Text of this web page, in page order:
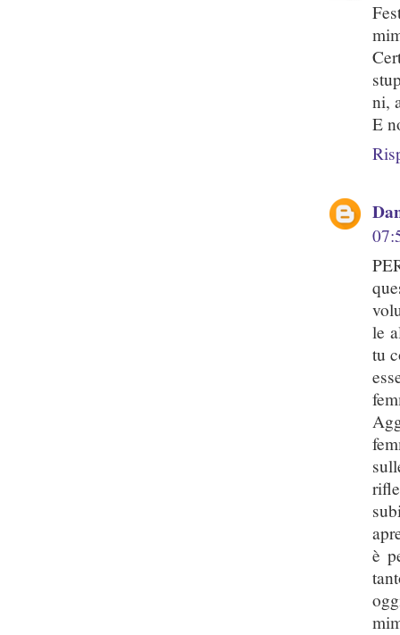
ni,
E
le
tu
è